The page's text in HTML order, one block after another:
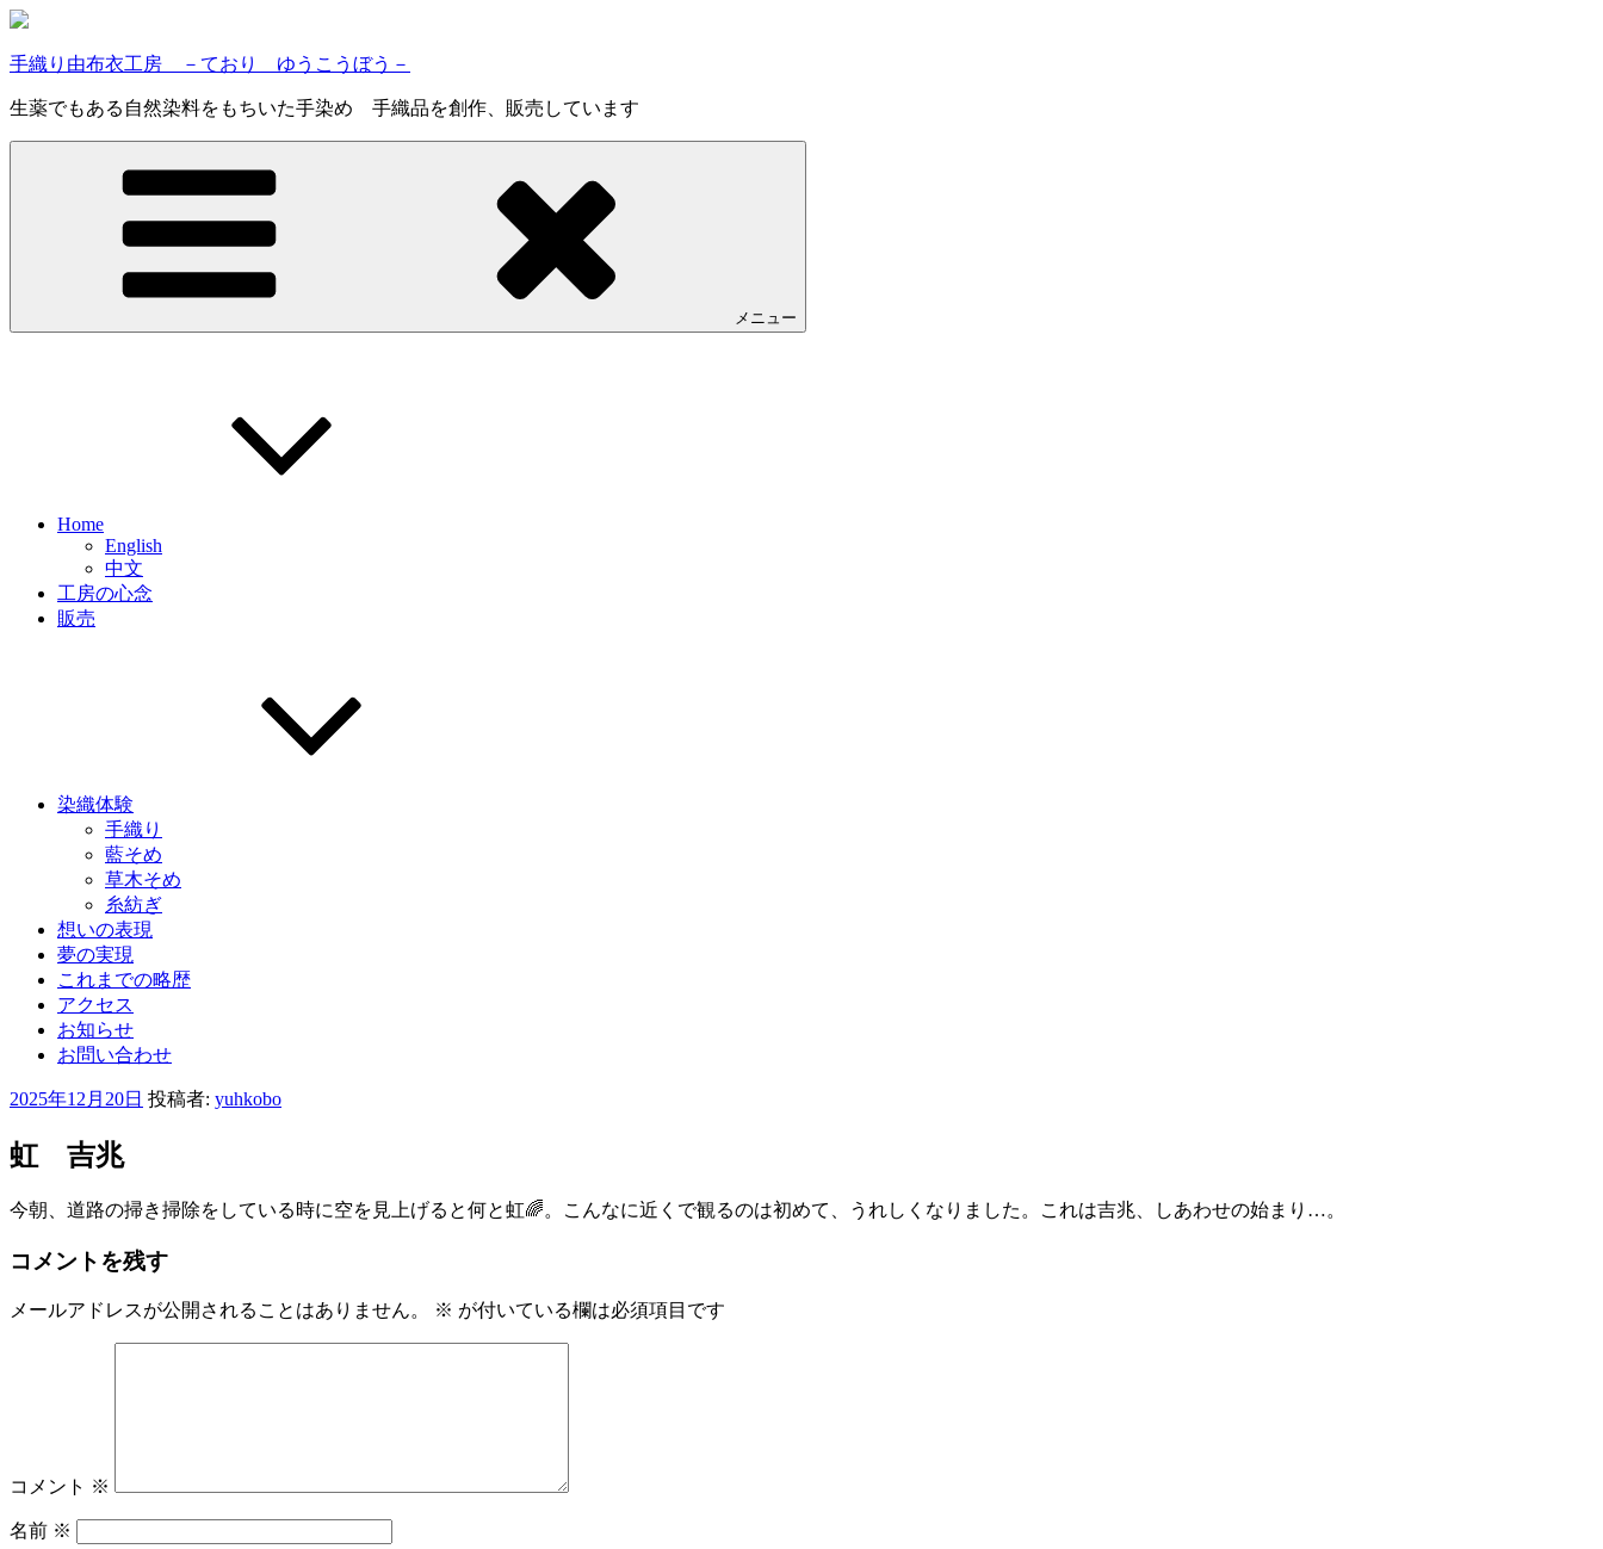
コ
テ
ン
ツ
へ
手織り由布衣工房 －ており ゆうこうぼう－
生薬でもある自然染料をもちいた手染め 手織品を創作、販売しています
メニュー
Home
English
中文
工房の心念
販売
染織体験
手織り
藍そめ
草木そめ
糸紡ぎ
想いの表現
夢の実現
これまでの略歴
アクセス
お知らせ
お問い合わせ
投
日:
2025年12月20日 投稿者: yuhkobo
虹 吉兆
今朝、道路の掃き掃除をしている時に空を見上げると何と虹🌈。こんなに近くで観るのは初めて、うれしくなりました。これは吉兆、しあわせの始まり…。
コメントを残す
メールアドレスが公開されることはありません。 ※ が付いている欄は必須項目です
コメント ※
名前 ※